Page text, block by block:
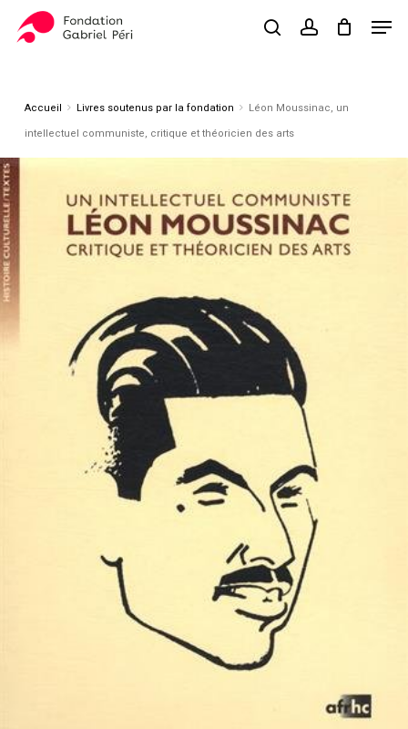
searchaccount
Panier Close
Accueil Livres soutenus par la fondation
Léon Moussinac, un
intellectuel communiste, critique et théoricien des arts